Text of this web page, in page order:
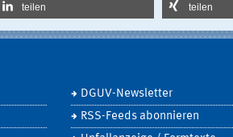
teilen teilen
DGUV-Newsletter
RSS-Feeds abonnieren